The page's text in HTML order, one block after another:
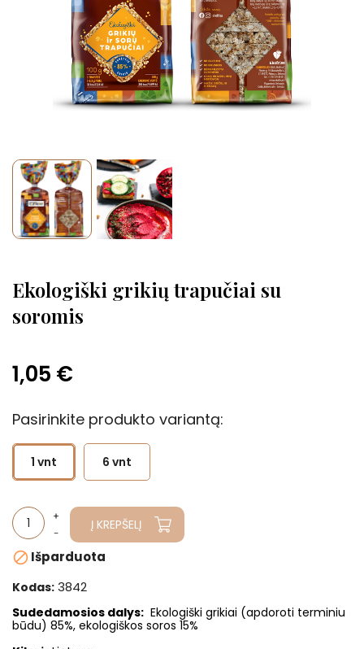
Ekologiški grikių trapučiai su
soromis
1,05 €
Pasirinkite produkto variantą:
1 vnt 6 vnt
Į KREPŠELĮ
Išparduota
Kodas: 3842
Sudedamosios dalys: Ekologiški grikiai (apdoroti terminiu
būdu) 85%, ekologiškos soros 15%